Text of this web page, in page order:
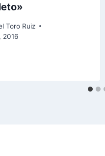
Toro Ruiz
2016